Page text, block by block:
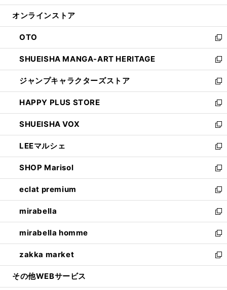
開
ン
ウ
で
開
く
ウ
ン
ド
ウ
で
開
く
オンラインストア
OTO
新
し
い
ウ
ィ
ン
ド
ウ
で
開
く
SHUEISHA MANGA-ART HERITAGE
新
し
い
ウ
ィ
ン
ド
ウ
で
開
く
ジャンプキャラクターズストア
新
し
い
ウ
ィ
ン
ド
ウ
で
開
く
HAPPY PLUS STORE
新
し
い
ウ
ィ
ン
ド
ウ
で
開
く
SHUEISHA VOX
新
し
い
ウ
ィ
ン
ド
ウ
で
開
く
LEEマルシェ
新
し
い
ウ
ィ
ン
ド
ウ
で
開
く
SHOP Marisol
新
し
い
ウ
ィ
ン
ド
ウ
で
開
eclat premium
新
し
い
ウ
ィ
ン
ド
ウ
開
mirabella
新
し
い
ウ
ィ
ン
ウ
mirabella homme
新
し
い
ウ
ン
zakka market
新
し
その他WEBサービス